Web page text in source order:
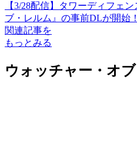
【3/28配信】タワーディフェ
ブ・レルム』の事前DLが開始！
関連記事を
もっとみる
ウォッチャー・オ